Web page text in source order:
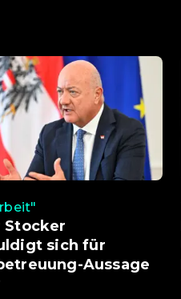
Stocker
sich für
Aussage